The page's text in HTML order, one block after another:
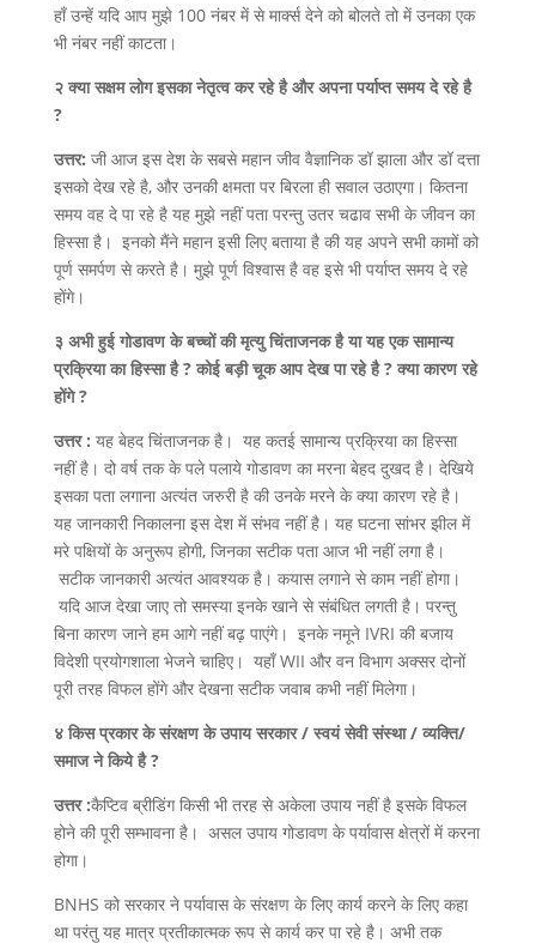
हाँ उन्हें यदि आप मुझे 100 नंबर में से मार्क्स देने को बोलते तो में उनका एक
भी नंबर नहीं काटता।
२ क्या सक्षम लोग इसका नेतृत्व कर रहे है और अपना पर्याप्त समय दे रहे है
?
उत्तर: जी आज इस देश के सबसे महान जीव वैज्ञानिक डॉ झाला और डॉ दत्ता
इसको देख रहे है, और उनकी क्षमता पर बिरला ही सवाल उठाएगा। कितना
समय वह दे पा रहे है यह मुझे नहीं पता परन्तु उतर चढाव सभी के जीवन का
हिस्सा है। इनको मैंने महान इसी लिए बताया है की यह अपने सभी कामों को
पूर्ण समर्पण से करते है। मुझे पूर्ण विश्वास है वह इसे भी पर्याप्त समय दे रहे
होंगे।
३ अभी हुई गोडावण के बच्चों की मृत्यु चिंताजनक है या यह एक सामान्य
प्रक्रिया का हिस्सा है ? कोई बड़ी चूक आप देख पा रहे है ? क्या कारण रहे
होंगे ?
उत्तर : यह बेहद चिंताजनक है। यह कतई सामान्य प्रक्रिया का हिस्सा
नहीं है। दो वर्ष तक के पले पलाये गोडावण का मरना बेहद दुखद है। देखिये
इसका पता लगाना अत्यंत जरुरी है की उनके मरने के क्या कारण रहे है।
यह जानकारी निकालना इस देश में संभव नहीं है। यह घटना सांभर झील में
मरे पक्षियों के अनुरूप होगी, जिनका सटीक पता आज भी नहीं लगा है।
सटीक जानकारी अत्यंत आवश्यक है। कयास लगाने से काम नहीं होगा।
यदि आज देखा जाए तो समस्या इनके खाने से संबंधित लगती है। परन्तु
बिना कारण जाने हम आगे नहीं बढ़ पाएंगे। इनके नमूने IVRI की बजाय
विदेशी प्रयोगशाला भेजने चाहिए। यहाँ WII और वन विभाग अक्सर दोनों
पूरी तरह विफल होंगे और देखना सटीक जवाब कभी नहीं मिलेगा।
४ किस प्रकार के संरक्षण के उपाय सरकार / स्वयं सेवी संस्था / व्यक्ति/
समाज ने किये है ?
उत्तर :कैप्टिव ब्रीडिंग किसी भी तरह से अकेला उपाय नहीं है इसके विफल
होने की पूरी सम्भावना है। असल उपाय गोडावण के पर्यावास क्षेत्रों में करना
होगा।
BNHS को सरकार ने पर्यावास के संरक्षण के लिए कार्य करने के लिए कहा
था परंतु यह मात्र प्रतीकात्मक रूप से कार्य कर पा रहे है। अभी तक